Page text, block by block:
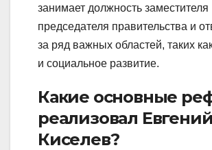
занимает должность заместителя
председателя правительства и
за ряд важных областей, таких
и социальное развитие.
Какие основные
реализовал Евгений
Киселев?